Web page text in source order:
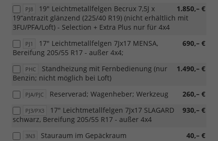
PJ8 1.850,– €
19" Leichtmetallfelgen Becrux 7,5J x
19“antrazit glänzend (225/40 R19) (nicht erhältlich mit
3FU/PFA/Loft) - Selection + Extra Plus nur für 4x4
PJ1 690,– €
17" Leichtmetallfelgen 7Jx17 MENSA,
Bereifung 205/55 R17 - außer 4x4;
PHC 1.490,– €
Standheizung mit Fernbedienung (nur
Benzin; nicht möglich bei Loft)
PJA/PJC 260,– €
Reserverad; Wagenheber; Werkzeug
PJ3/PX3 930,– €
17" Leichtmetallfelgen 7Jx17 SLAGARD
schwarz, Bereifung 205/55 R17 - außer 4x4
3N3 40,– €
Stauraum im Gepäckraum